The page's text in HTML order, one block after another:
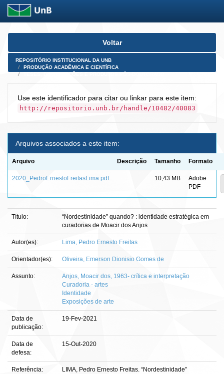
Skip
Voltar
REPOSITÓRIO INSTITUCIONAL DA UNB
PRODUÇÃO ACADÊMICA E CIENTÍFICA
Use este identificador para citar ou linkar para este item:
http://repositorio.unb.br/handle/10482/40083
Arquivos associados a este item:
Arquivo Descrição Tamanho Formato
2020_PedroErnestoFreitasLima.pdf 10,43 MB
Adobe
PDF
Título:
“Nordestinidade” quando? : identidade estratégica em
curadorias de Moacir dos Anjos
Autor(es): Lima, Pedro Ernesto Freitas
Orientador(es): Oliveira, Emerson Dionisio Gomes de
Assunto:
Anjos, Moacir dos, 1963- crítica e interpretação
Curadoria - artes
Identidade
Exposições de arte
Data de
publicação:
19-Fev-2021
Data de
defesa:
15-Out-2020
Referência:
LIMA, Pedro Ernesto Freitas. “Nordestinidade”